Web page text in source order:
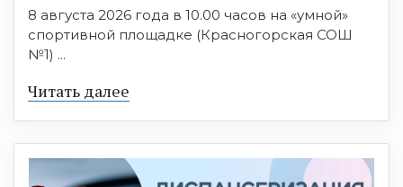
8 августа 2026 года в 10.00 часов на «умной»
спортивной площадке (Красногорская СОШ
№1) ...
Читать далее